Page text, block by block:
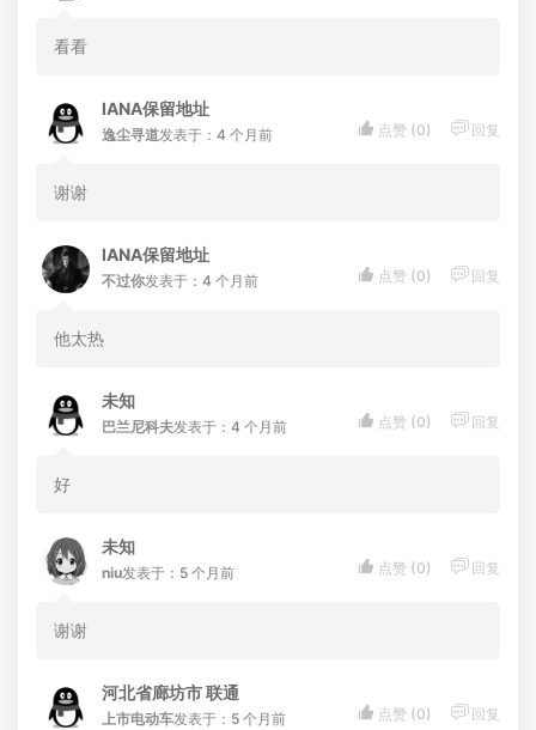
看看
IANA保留地址
逸尘寻道发表于：4 个月前
谢谢
 点赞 (0)  回复
IANA保留地址
不过你发表于：4 个月前
他太热
 点赞 (0)  回复
未知
巴兰尼科夫发表于：4 个月前
好
 点赞 (0)  回复
未知
niu发表于：5 个月前
谢谢
 点赞 (0)  回复
河北省廊坊市 联通
上市电动车发表于：5 个月前  点赞 (0)  回复